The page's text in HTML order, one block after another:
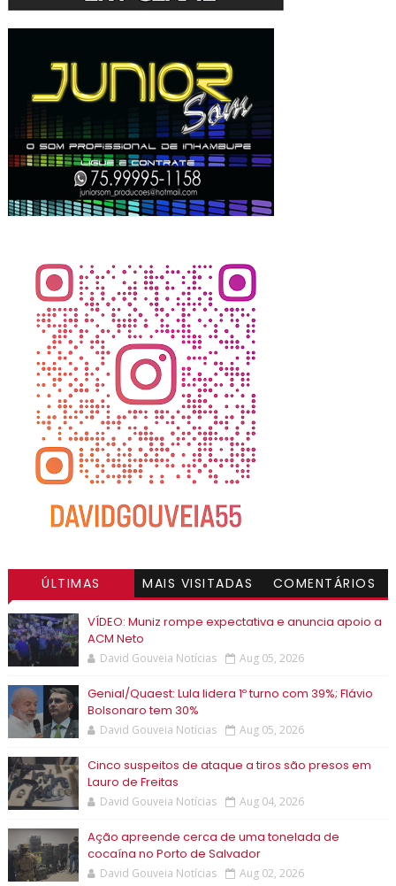
ÚLTIMAS MAIS VISITADAS COMENTÁRIOS
VÍDEO: Muniz rompe expectativa e anuncia apoio a
ACM Neto
David Gouveia Notícias Aug 05, 2026
Genial/Quaest: Lula lidera 1º turno com 39%; Flávio
Bolsonaro tem 30%
David Gouveia Notícias Aug 05, 2026
Cinco suspeitos de ataque a tiros são presos em
Lauro de Freitas
David Gouveia Notícias Aug 04, 2026
Ação apreende cerca de uma tonelada de
cocaína no Porto de Salvador
David Gouveia Notícias Aug 02, 2026